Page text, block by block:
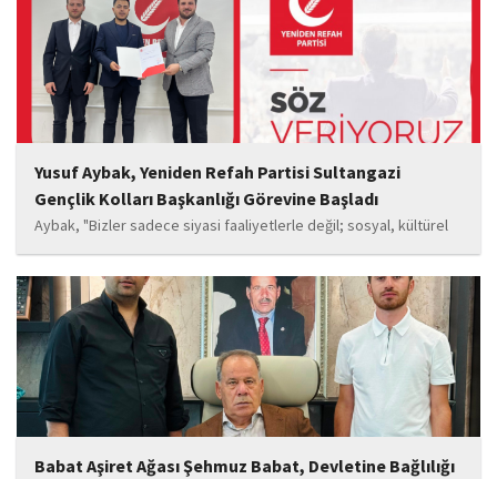
oyuncu Görkem Akyol...
Yusuf Aybak, Yeniden Refah Partisi Sultangazi
Gençlik Kolları Başkanlığı Görevine Başladı
Aybak, "Bizler sadece siyasi faaliyetlerle değil; sosyal, kültürel
ve manevi değerleri güçlendiren çalışmalarla da gençlerimizin
yanında olacağız. Sultangazi'de birlik ve beraberlik ruhunu daha
da güçlendirecek projeleri hayata geçirmek için ekip...
Babat Aşiret Ağası Şehmuz Babat, Devletine Bağlılığı